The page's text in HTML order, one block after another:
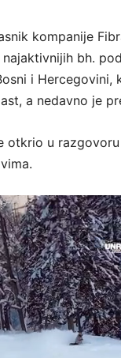
kompanije
bh.
i Hercegovini,
a nedavno je
otkrio u